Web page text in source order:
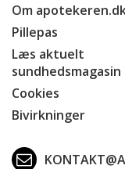
Om
Pillepas
Læs aktuelt
sundhedsmagasin
Cookies
Bivirkninger